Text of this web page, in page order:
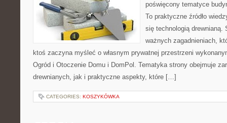
poświęcony tematyce
To praktyczne źródło
się technologią drewnianą.
ważnych zagadnieniach,
ktoś zaczyna myśleć o własnym prywatnej przestrzeni
Ogród i Otoczenie Domu i DomPol. Tematyka strony obejmuje
drewnianych, jak i praktyczne aspekty, które […]
CATEGORIES: KOSZYKÓWKA